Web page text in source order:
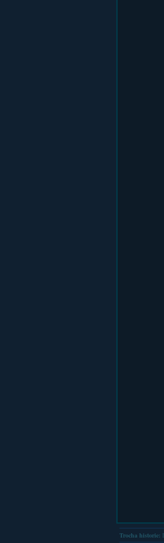
Trocha historie: